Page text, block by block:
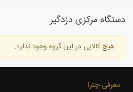
دستگاه مرکزی دزدگیر
هیچ کالایی در این گروه وجود ندارد.
معرفی چترا